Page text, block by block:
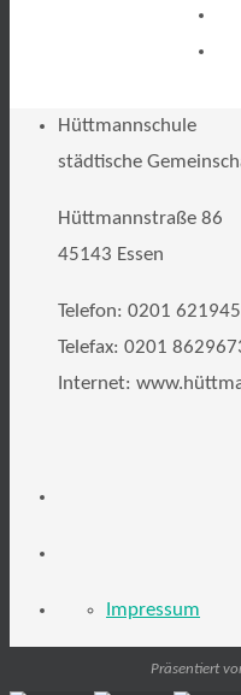
Hüttmannschule
städtische
Hüttmannstraße 86
45143 Essen
Telefon: 0201 621945
Telefax: 0201
Internet:
Impressum
Präsentiert